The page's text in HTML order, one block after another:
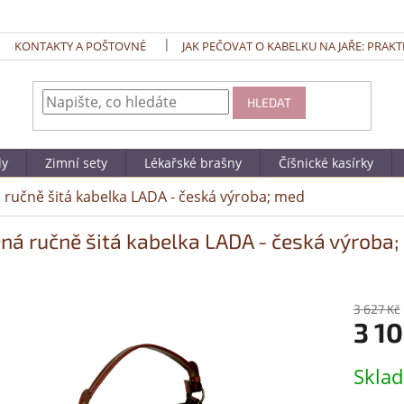
KONTAKTY A POŠTOVNÉ JAK PEČOVAT O KABELKU NA JAŘE:
HLEDAT
Zimní sety Lékařské brašny Číšnické kasírky
ručně šitá kabelka LADA - česká výroba; med
ručně šitá kabelka LADA - česká výroba;
3 627 Kč
3
cena: